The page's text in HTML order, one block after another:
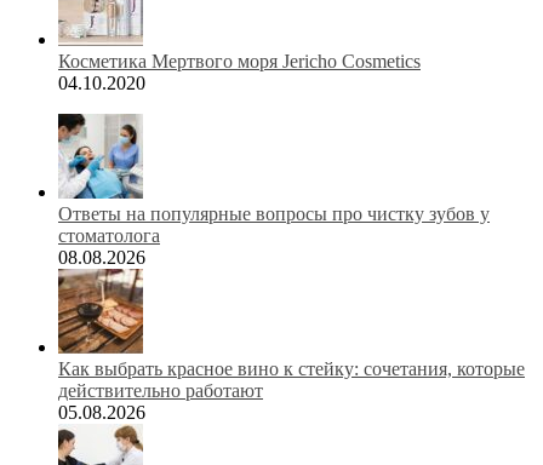
Косметика Мертвого моря Jericho Cosmetics
04.10.2020
Ответы на популярные вопросы про чистку зубов у
стоматолога
08.08.2026
Как выбрать красное вино к стейку: сочетания, которые
действительно работают
05.08.2026